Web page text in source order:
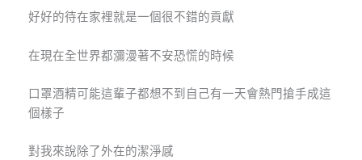
好好的待在家裡就是一個很不錯的貢獻
在現在全世界都瀰漫著不安恐慌的時候
口罩酒精可能這輩子都想不到自己有一天會熱門搶手成這
個樣子
對我來說除了外在的潔淨感